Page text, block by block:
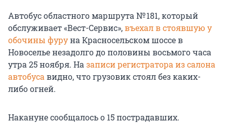
Автобус областного маршрута № 181, который
обслуживает «Вест-Сервис»,въехал в стоявшую у
обочины фуруна Красносельском шоссе в
Новоселье незадолго до половины восьмого часа
утра 25 ноября. На записи регистратора из салона
автобуса видно, что грузовик стоял без каких-
либо огней.
Накануне сообщалось о 15 пострадавших.